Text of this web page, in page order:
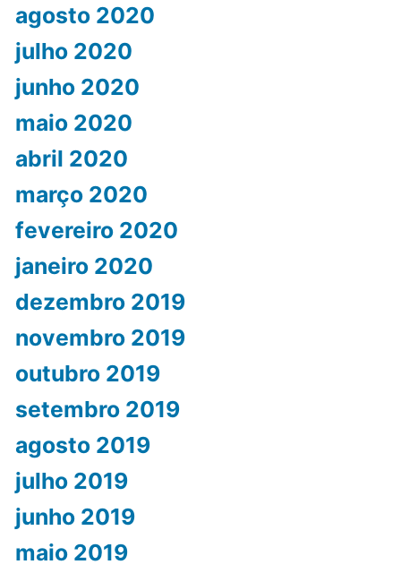
agosto 2020
julho 2020
junho 2020
maio 2020
abril 2020
março 2020
fevereiro 2020
janeiro 2020
dezembro 2019
novembro 2019
outubro 2019
setembro 2019
agosto 2019
julho 2019
junho 2019
maio 2019